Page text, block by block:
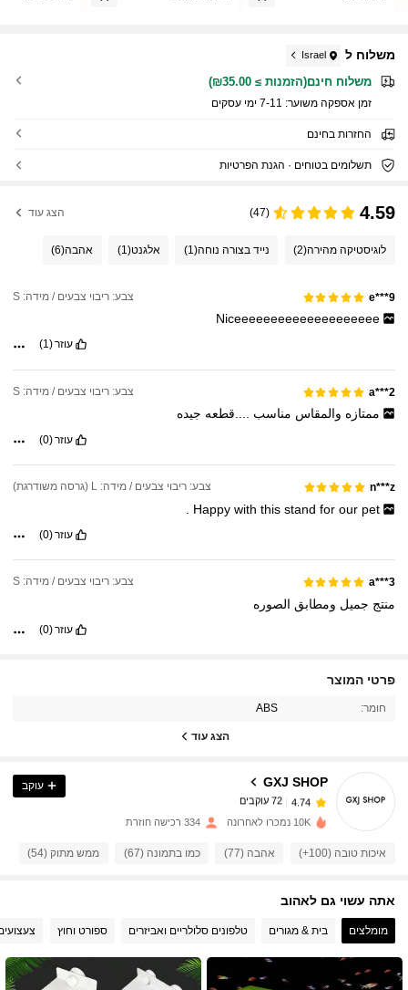
משלוח ל Israel
משלוח חינם(הזמנות ≥ ₪35.00)
זמן אספקה ​​משוער: 7-11 ימי עסקים
החזרות בחינם
תשלומים בטוחים · הגנת הפרטיות
4.59
(47) הצג עוד
לוגיסטיקה מהירה(2) נייד בצורה נוחה(1) אלגנט(1) אהבה(6)
e***9 צבע: ריבוי צבעים / מידה: S
Niceeeeeeeeeeeeeeeeeeee
עוזר(1)
a***2 צבע: ריבוי צבעים / מידה: S
ممتازه والمقاس مناسب ....قطعه جيده
עוזר(0)
n***z צבע: ריבוי צבעים / מידה: L (גרסה משודרגת)
Happywiththisstandforour pet
עוזר(0)
a***3 צבע: ריבוי צבעים / מידה: S
منتج جميل ومطابق الصوره
עוזר(0)
פרטי המוצר
חומר: ABS
הצג עוד
GXJ SHOP
a***6 שילםלפני יום אחד
4.74
4.74 72 עוקבים
72 עוקבים
עוקב
10K נמכרו לאחרונה 334 רכישה חוזרת
איכות טובה (100+) אהבה (77) כמו בתמונה (67) ממש מתוק (54)
אתה עשוי גם לאהוב
מומלצים בית & מגורים טלפונים סלולריים ואביזרים ספורט וחוץ